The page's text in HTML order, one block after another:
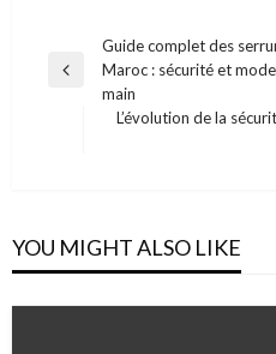
navigation
Previous
Guide complet des
Maroc : sécurité et
main
L’évolution de la
YOU MIGHT ALSO LIKE